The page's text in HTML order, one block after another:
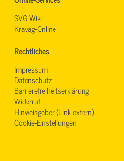
SVG-Wiki
Kravag-Online
Rechtliches
Impressum
Datenschutz
Barrierefreiheitserklärung
Widerruf
Hinweisgeber (Link extern)
Cookie-Einstellungen